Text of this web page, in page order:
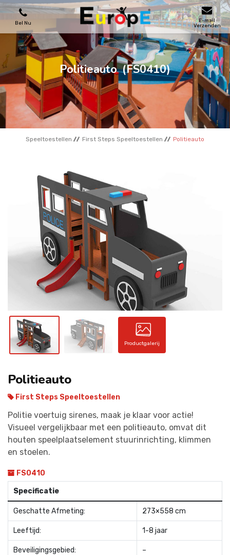
Bel Nu
E-mail
Verzenden
SPEELTOESTELLEN
SKATEPARKS
HOUTEN HUIZENS
STADSMEUBILAIRS
SPORTVELDENS
REFERENTIES
CONTACT
Politieauto (FS0410)
Speeltoestellen First Steps Speeltoestellen Politieauto
Productgalerij
Politieauto
First Steps Speeltoestellen
Politie voertuig sirenes, maak je klaar voor actie!
Visueel vergelijkbaar met een politieauto, omvat dit
houten speelplaatselement stuurinrichting, klimmen
en stoelen.
FS0410
Specificatie
Geschatte Afmeting: 273×558 cm
Leeftijd: 1-8 jaar
Beveiligingsgebied: –